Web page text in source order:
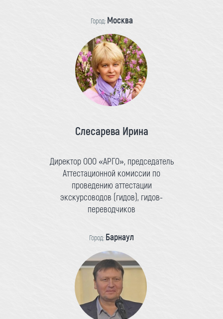
Город: Москва
Слесарева Ирина
Директор ООО «АРГО», председатель
Аттестационной комиссии по
проведению аттестации
экскурсоводов (гидов), гидов-
переводчиков
Город: Барнаул